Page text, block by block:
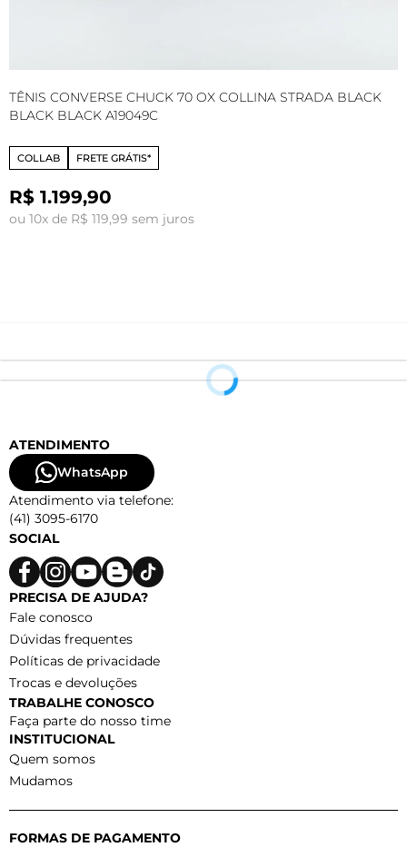
TÊNIS CONVERSE CHUCK 70 OX COLLINA STRADA BLACK
BLACK BLACK A19049C
COLLAB FRETE GRÁTIS*
R$ 1.199,90
ou 10x de R$ 119,99 sem juros
ATENDIMENTO
WhatsApp
Atendimento via telefone:
(41) 3095-6170
SOCIAL
PRECISA DE AJUDA?
Fale conosco
Dúvidas frequentes
Políticas de privacidade
Trocas e devoluções
TRABALHE CONOSCO
Faça parte do nosso time
INSTITUCIONAL
Quem somos
Mudamos
FORMAS DE PAGAMENTO